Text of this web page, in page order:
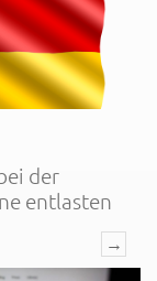
der
entlasten
→